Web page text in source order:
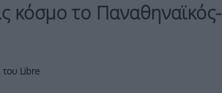
κόσμο το Παναθηναϊκός-
Libre